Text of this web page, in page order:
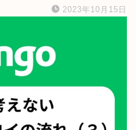
2023年10月15日